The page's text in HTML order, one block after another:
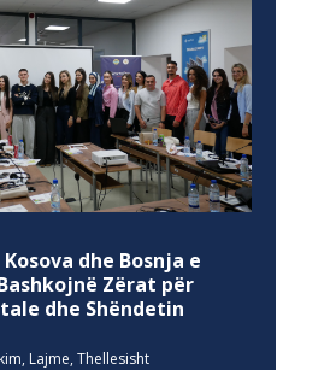
dhe Bosnja e
Zërat për
dhe Shëndetin
, Lajme, Thellesisht